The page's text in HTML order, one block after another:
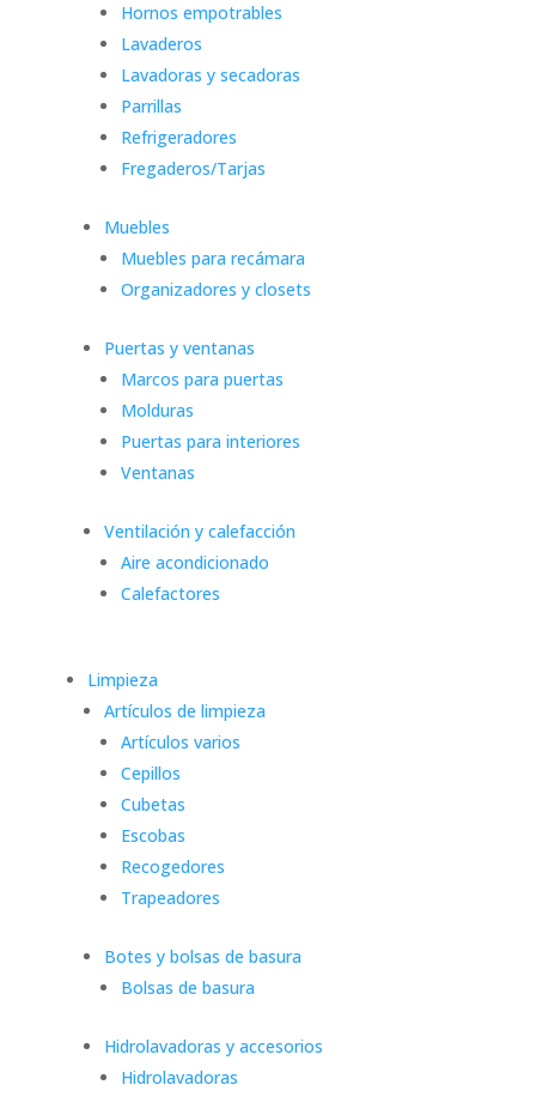
Hornos empotrables
Lavaderos
Lavadoras y secadoras
Parrillas
Refrigeradores
Fregaderos/Tarjas
Muebles
Muebles para recámara
Organizadores y closets
Puertas y ventanas
Marcos para puertas
Molduras
Puertas para interiores
Ventanas
Ventilación y calefacción
Aire acondicionado
Calefactores
Limpieza
Artículos de limpieza
Artículos varios
Cepillos
Cubetas
Escobas
Recogedores
Trapeadores
Botes y bolsas de basura
Bolsas de basura
Hidrolavadoras y accesorios
Hidrolavadoras